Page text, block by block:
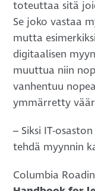
toteuttaa sitä
Se joko vastaa
mutta
digitaalisen
muuttua niin
vanhentuu
ymmärretty
– Siksi IT-
tehdä myynnin
Columbia